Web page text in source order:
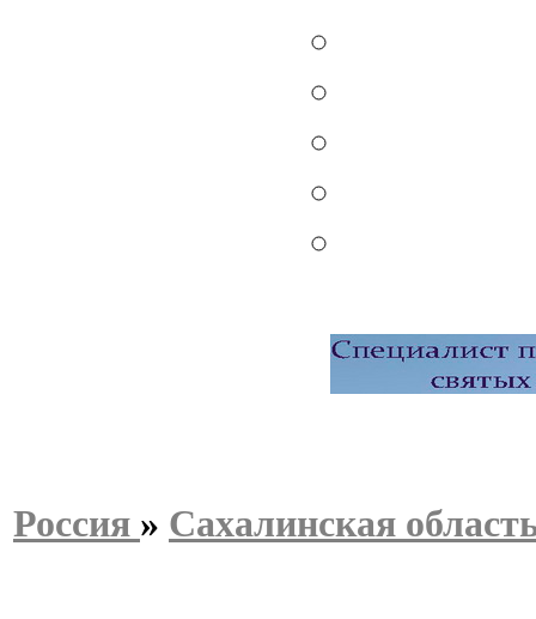
Россия » Сахалинская